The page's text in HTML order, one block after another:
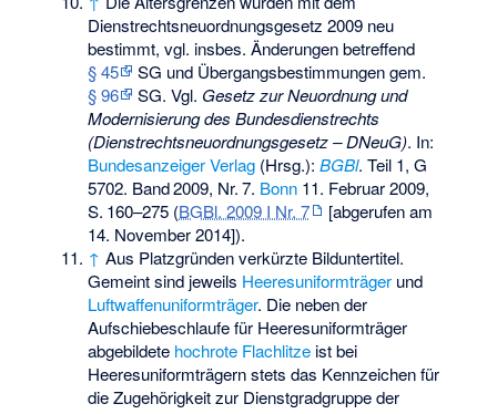
Dienstrechtsneuordnungsgesetz 2009 neu
bestimmt, vgl. insbes. Änderungen betreffend
§ 45
SG und Übergangsbestimmungen gem.
§ 96
SG. Vgl. Gesetz zur Neuordnung und
Modernisierung des Bundesdienstrechts
(Dienstrechtsneuordnungsgesetz – DNeuG). In:
Bundesanzeiger Verlag (Hrsg.):BGBl. Teil 1, G
5702. Band2009, Nr.7. Bonn 11. Februar 2009,
S. 160–275 (BGBl. 2009 I Nr. 7
[abgerufen am
14. November 2014]).
↑ Aus Platzgründen verkürzte Bilduntertitel.
Gemeint sind jeweils Heeresuniformträger und
Luftwaffenuniformträger. Die neben der
Aufschiebeschlaufe für Heeresuniformträger
abgebildete hochrote Flachlitze ist bei
Heeresuniformträgern stets das Kennzeichen für
die Zugehörigkeit zur Dienstgradgruppe der